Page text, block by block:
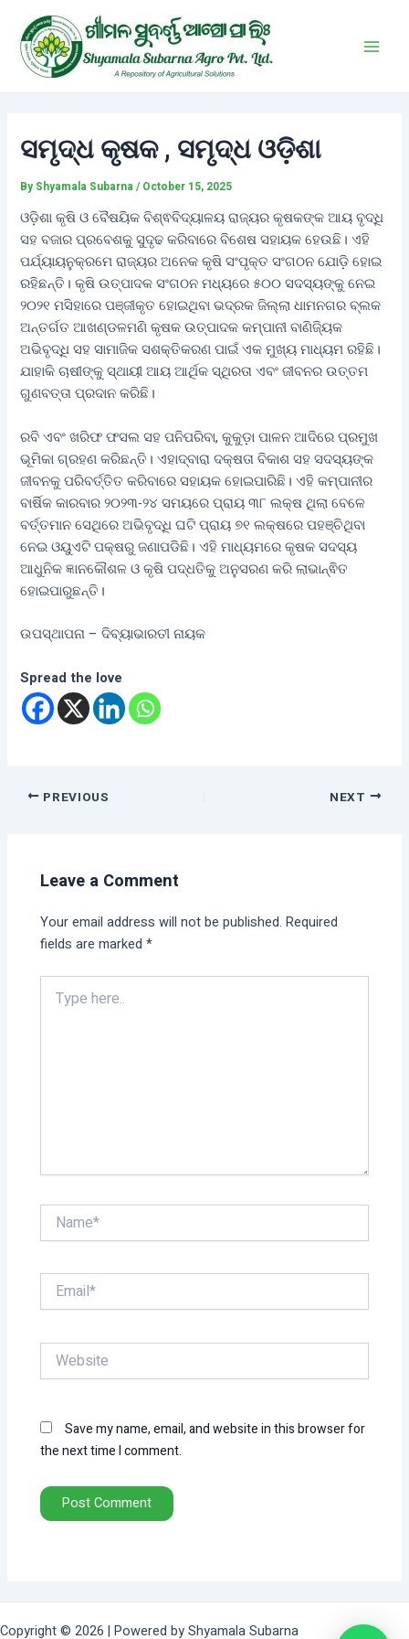
content
ସମୃଦ୍ଧ କୃଷକ , ସମୃଦ୍ଧ ଓଡ଼ିଶା
By Shyamala Subarna/ October 15, 2025
ଓଡ଼ିଶା କୃଷି ଓ ବୈଷୟିକ ବିଶ୍ଵବିଦ୍ୟାଳୟ ରାଜ୍ୟର କୃଷକଙ୍କ ଆୟ ବୃଦ୍ଧି
ସହ ବଜାର ପ୍ରବେଶକୁ ସୁଦୃଢ କରିବାରେ ବିଶେଷ ସହାୟକ ହେଉଛି। ଏହି
ପର୍ଯ୍ୟାୟନୁକ୍ରମେ ରାଜ୍ୟର ଅନେକ କୃଷି ସଂପୃକ୍ତ ସଂଗଠନ ଯୋଡ଼ି ହୋଇ
ରହିଛନ୍ତି। କୃଷି ଉତ୍ପାଦକ ସଂଗଠନ ମଧ୍ୟରେ ୫୦୦ ସଦସ୍ୟଙ୍କୁ ନେଇ
୨୦୨୧ ମସିହାରେ ପଞ୍ଜୀକୃତ ହୋଇଥିବା ଭଦ୍ରକ ଜିଲ୍ଲା ଧାମନଗର ବ୍ଲକ
ଅନ୍ତର୍ଗତ ଆଖଣ୍ଡଳମଣି କୃଷକ ଉତ୍ପାଦକ କମ୍ପାନୀ ବାଣିଜ୍ୟିକ
ଅଭିବୃଦ୍ଧି ସହ ସାମାଜିକ ସଶକ୍ତିକରଣ ପାଇଁ ଏକ ମୁଖ୍ୟ ମାଧ୍ୟମ ରହିଛି।
ଯାହାକି ଚାଷୀଙ୍କୁ ସ୍ଥାୟୀ ଆୟ ଆର୍ଥିକ ସ୍ଥିରତା ଏବଂ ଜୀବନର ଉତ୍ତମ
ଗୁଣବତ୍ତା ପ୍ରଦାନ କରିଛି।
ରବି ଏବଂ ଖରିଫ ଫସଲ ସହ ପନିପରିବା, କୁକୁଡ଼ା ପାଳନ ଆଦିରେ ପ୍ରମୁଖ
ଭୂମିକା ଗ୍ରହଣ କରିଛନ୍ତି। ଏହାଦ୍ବାରା ଦକ୍ଷତା ବିକାଶ ସହ ସଦସ୍ୟଙ୍କ
ଜୀବନକୁ ପରିବର୍ତ୍ତିତ କରିବାରେ ସହାୟକ ହୋଇପାରିଛି। ଏହି କମ୍ପାନୀର
ବାର୍ଷିକ କାରବାର ୨୦୨୩-୨୪ ସମୟରେ ପ୍ରାୟ ୩୮ ଲକ୍ଷ ଥିଲା ବେଳେ
ବର୍ତ୍ତମାନ ସେଥିରେ ଅଭିବୃଦ୍ଧି ଘଟି ପ୍ରାୟ ୭୧ ଲକ୍ଷରେ ପହଞ୍ଚିଥିବା
ନେଇ ଓୟୁଏଟି ପକ୍ଷରୁ ଜଣାପଡିଛି। ଏହି ମାଧ୍ୟମରେ କୃଷକ ସଦସ୍ୟ
ଆଧୁନିକ ଜ୍ଞାନକୌଶଳ ଓ କୃଷି ପଦ୍ଧତିକୁ ଅନୁସରଣ କରି ଲାଭାନ୍ଵିତ
ହୋଇପାରୁଛନ୍ତି।
ଉପସ୍ଥାପନା – ଦିବ୍ୟାଭାରତୀ ନାୟକ
Spread the love
navigation
PREVIOUS NEXT
Leave a Comment
Your email address will not be published. Required
fields are marked*
here..
Name*
Email*
Website
Save my name, email, and website in this browser for
the next time I comment.
Copyright © 2026 | Powered by Shyamala Subarna